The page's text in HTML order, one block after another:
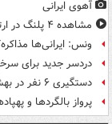
آهوی ایرانی
مشاهده ۴ پلنگ در ارتفاعات میناب
ونس: ایرانی‌ها
دردسر جدید برای
دستگیری ۶ نفر در بهشهر به اتهام تشویش اذهان عمومی
پرواز بالگردها و